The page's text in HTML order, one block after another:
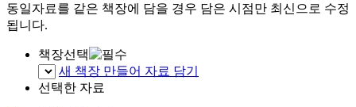
동일자료를 같은 책장에 담을 경우 담은 시점만 최신으로 수정
됩니다.
책장선택
새 책장 만들어 자료 담기
선택한 자료